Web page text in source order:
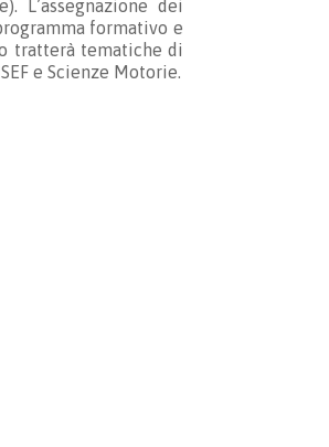
L’assegnazione dei
formativo e
tratterà tematiche di
e Scienze Motorie.